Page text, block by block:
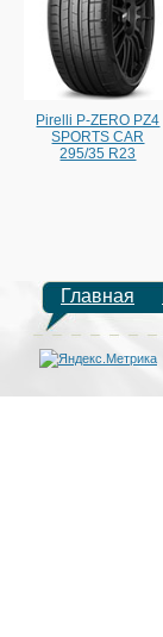
Pirelli P-ZERO PZ4
SPORTS CAR
295/35 R23
Главная